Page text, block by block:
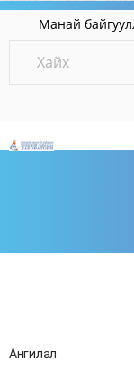
Манай
Ангилал